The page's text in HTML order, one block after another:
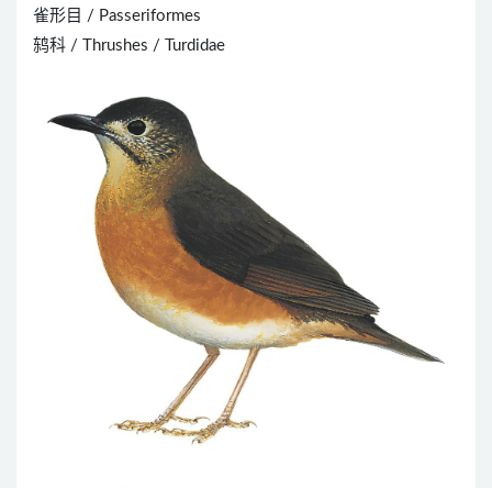
雀形目 / Passeriformes
鸫科 / Thrushes / Turdidae